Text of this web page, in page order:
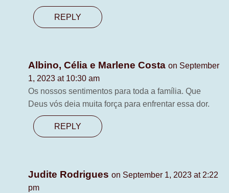
REPLY
Albino, Célia e Marlene Costa on September
1, 2023 at 10:30 am
Os nossos sentimentos para toda a família. Que
Deus vós deia muita força para enfrentar essa dor.
REPLY
Judite Rodrigues on September 1, 2023 at 2:22
pm